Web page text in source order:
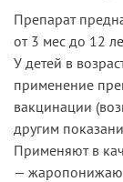
Препарат
от 3 мес до 12
У детей в
применение
вакцинации
другим
Применяют в
—